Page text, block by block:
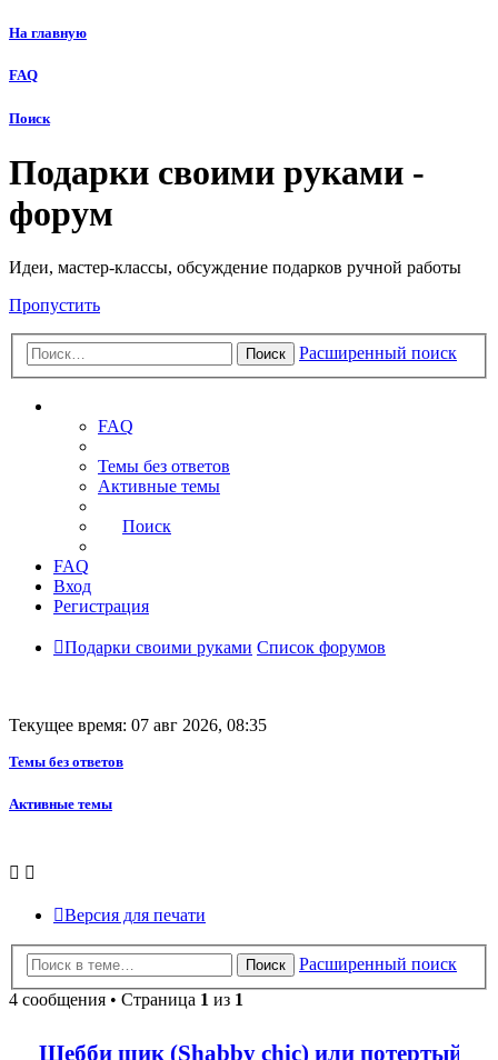
На главную
FAQ
Поиск
Подарки своими руками -
форум
Идеи, мастер-классы, обсуждение подарков ручной работы
Пропустить
Поиск Расширенный поиск
FAQ
Темы без ответов
Активные темы
Поиск
FAQ
Вход
Регистрация
Подарки своими руками Список форумов
Текущее время: 07 авг 2026, 08:35
Темы без ответов
Активные темы
Версия для печати
Поиск
Расширенный поиск
4 сообщения • Страница 1 из 1
Шебби шик (Shabby chic) или потертый